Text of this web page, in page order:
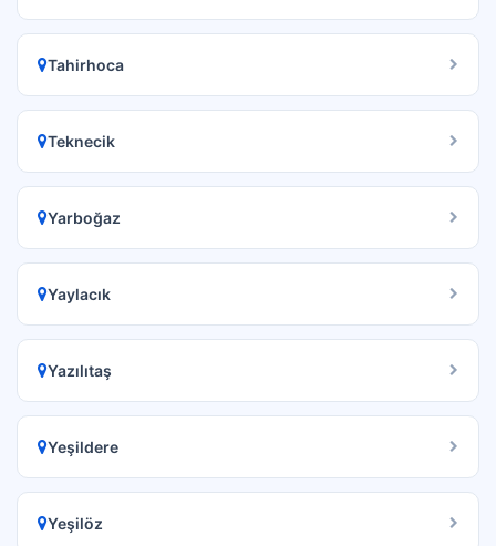
Tahirhoca
Teknecik
Yarboğaz
Yaylacık
Yazılıtaş
Yeşildere
Yeşilöz